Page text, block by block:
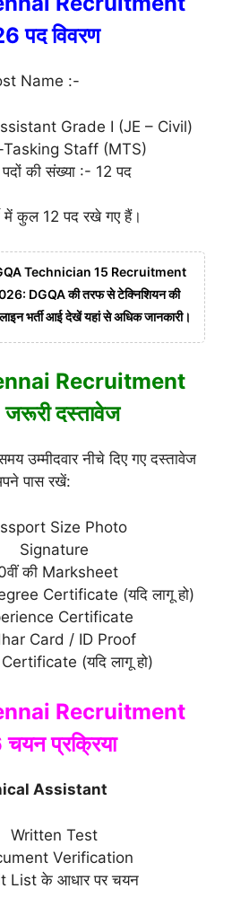
पद विवरण
Name :-
Grade I (JE – Civil)
Staff (MTS)
की संख्या :- 12 पद
में कुल 12 पद रखे गए हैं।
Technician 15 Recruitment
DGQA की तरफ से टेक्निशियन की
भर्ती आई देखें यहां से अधिक जानकारी।
Recruitment
दस्तावेज
उम्मीदवार नीचे दिए गए दस्तावेज
पास रखें:
Size Photo
Signature
की Marksheet
Certificate (यदि लागू हो)
Certificate
Card / ID Proof
(यदि लागू हो)
Recruitment
प्रक्रिया
Assistant
Written Test
Verification
List के आधार पर चयन